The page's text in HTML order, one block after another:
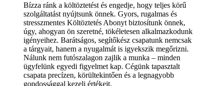
Bízza ránk a költöztetést és engedje, hogy teljes körű
szolgáltatást nyújtsunk önnek. Gyors, rugalmas és
stresszmentes Költöztetés Abonyt biztosítunk önnek,
úgy, ahogyan ön szeretné, tökéletesen alkalmazkodunk
igényeihez. Barátságos, segítőkész csapatunk nemcsak
a tárgyait, hanem a nyugalmát is igyekszik megőrizni.
Nálunk nem futószalagon zajlik a munka – minden
ügyfelünk egyedi figyelmet kap. Cégünk tapasztalt
csapata precízen, körültekintően és a legnagyobb
gondossággal kezeli értékeit.